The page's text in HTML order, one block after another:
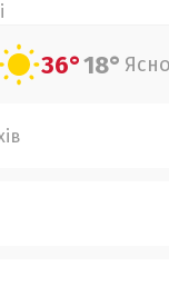
36°18° Ясно